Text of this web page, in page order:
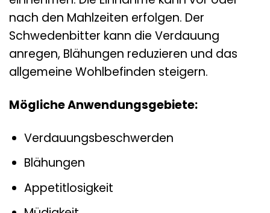
nach den Mahlzeiten erfolgen. Der
Schwedenbitter kann die Verdauung
anregen, Blähungen reduzieren und das
allgemeine Wohlbefinden steigern.
Mögliche Anwendungsgebiete:
Verdauungsbeschwerden
Blähungen
Appetitlosigkeit